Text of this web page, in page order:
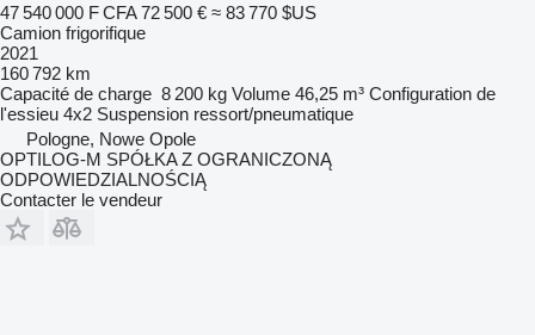
47 540 000 F CFA 72 500 € ≈ 83 770 $US
Camion frigorifique
2021
160 792 km
Capacité de charge 8 200 kg Volume 46,25 m³ Configuration de
l'essieu 4x2 Suspension ressort/pneumatique
Pologne, Nowe Opole
OPTILOG-M SPÓŁKA Z OGRANICZONĄ
ODPOWIEDZIALNOŚCIĄ
Contacter le vendeur